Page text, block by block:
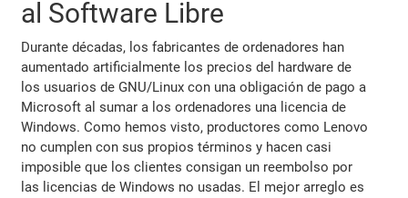
al Software Libre
Durante décadas, los fabricantes de ordenadores han
aumentado artificialmente los precios del hardware de
los usuarios de GNU/Linux con una obligación de pago a
Microsoft al sumar a los ordenadores una licencia de
Windows. Como hemos visto, productores como Lenovo
no cumplen con sus propios términos y hacen casi
imposible que los clientes consigan un reembolso por
las licencias de Windows no usadas. El mejor arreglo es